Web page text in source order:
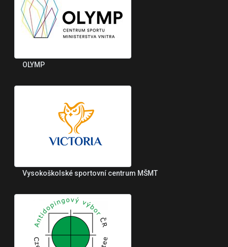
OLYMP
Vysokoškolské sportovní centrum MŠMT